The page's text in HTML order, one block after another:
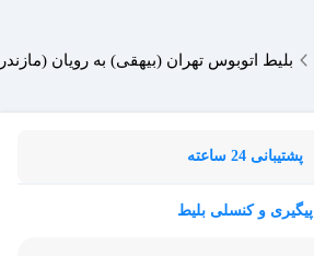
بلیط اتوبوس تهران (بیهقی) به رویان
پشتیبانی 24 ساعته
پیگیری و کنسلی بلیط